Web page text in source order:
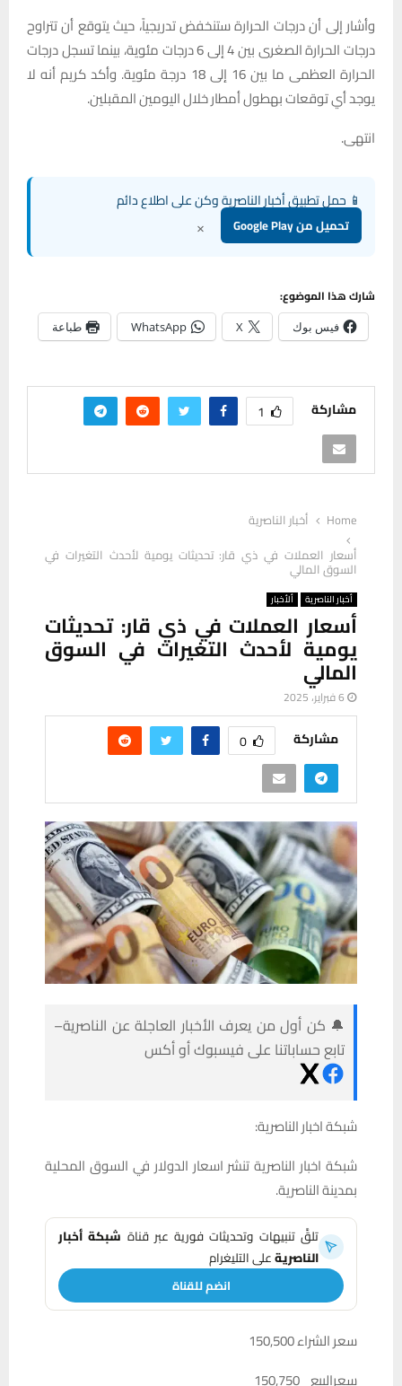
وأشار إلى أن درجات الحرارة ستنخفض تدريجياً، حيث يتوقع أن تتراوح
درجات الحرارة الصغرى بين 4 إلى 6 درجات مئوية، بينما تسجل درجات
الحرارة العظمى ما بين 16 إلى 18 درجة مئوية. وأكد كريم أنه لا
يوجد أي توقعات بهطول أمطار خلال اليومين المقبلين.
انتهى.
📱 حمل تطبيق أخبار الناصرية وكن على اطلاع دائم
تحميل من Google Play ×
شارك هذا الموضوع:
فيس بوك X
WhatsApp طباعة
مشاركة 1
Home
أخبار الناصرية
أسعار العملات في ذي قار: تحديثات يومية لأحدث التغيرات في
السوق المالي
أخبار الناصرية ألأخبار
أسعار العملات في ذي قار: تحديثات
يومية لأحدث التغيرات في السوق
المالي
6 فبراير، 2025
مشاركة 0
🔔 كن أول من يعرف الأخبار العاجلة عن الناصرية–
تابع حساباتنا على فيسبوك أو أكس
شبكة اخبار الناصرية:
شبكة اخبار الناصرية تنشر اسعار الدولار في السوق المحلية
بمدينة الناصرية.
تلقَّ تنبيهات وتحديثات فورية عبر قناة شبكة أخبار
الناصريةعلى التليغرام
انضم للقناة
سعر الشراء 150,500
سعرالبيع 150,750